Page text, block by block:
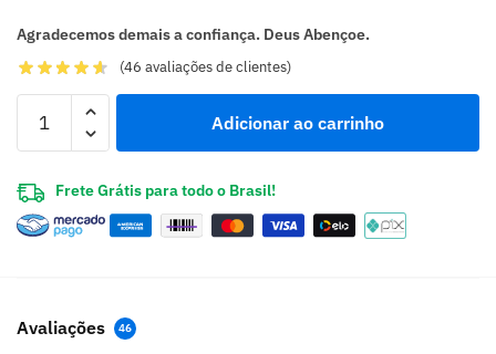
Agradecemos demais a confiança. Deus Abençoe.
(46 avaliações de clientes)
Adicionar ao carrinho
Frete Grátis para todo o Brasil!
Avaliações 46